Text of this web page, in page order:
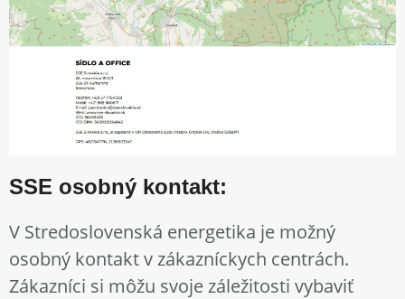
SSE osobný kontakt:
​​​​​​​V Stredoslovenská energetika je možný
osobný kontakt v zákazníckych centrách.
Zákazníci si môžu svoje záležitosti vybaviť